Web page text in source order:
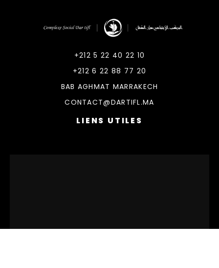
+212 5 22 40 22 10
+212 6 22 88 77 20
BAB AGHMAT MARRAKECH
CONTACT@DARTIFL.MA
LIENS UTILES